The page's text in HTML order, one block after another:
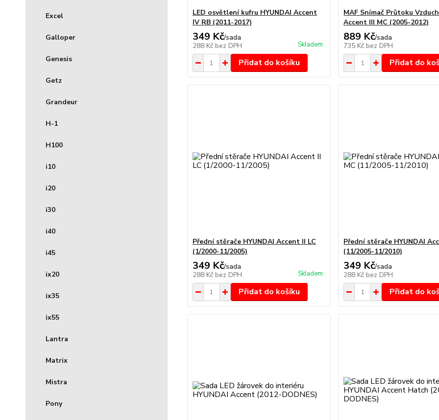
Excel
Galloper
Genesis
Getz
Grandeur
H-1
H100
i10
i20
i30
i40
i45
ix20
ix35
ix55
Lantra
Matrix
Mistra
Pony
LED osvětlení kufru HYUNDAI Accent
IV RB (2011-2017)
349 Kč/sada
288 Kč bez DPH Skladem
Přidat do košíku
MAF Snímač Průtoku
Accent III MC (2005-2012)
889 Kč/sada
735 Kč bez DPH
Přidat do
Přední stěrače HYUNDAI Accent II LC
(1/2000-11/2005)
349 Kč/sada
288 Kč bez DPH Skladem
Přidat do košíku
Přední stěrače HYUNDAI
(11/2005-11/2010)
349 Kč/sada
288 Kč bez DPH
Přidat do